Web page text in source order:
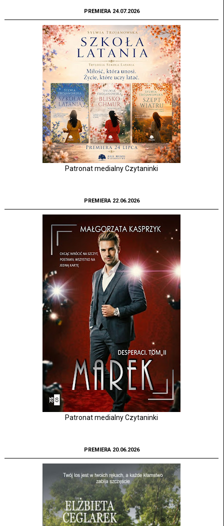
PREMIERA 24.07.2026
Patronat medialny Czytaninki
PREMIERA 22.06.2026
Patronat medialny Czytaninki
PREMIERA 20.06.2026